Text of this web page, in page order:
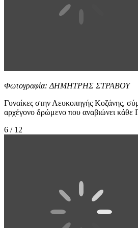
Φωτογραφία: ΔΗΜΗΤΡΗΣ ΣΤΡΑΒΟΥ
Γυναίκες στην Λευκοπηγής Κοζάνης,
αρχέγονο δρώμενο που αναβιώνει κάθε
6 / 12